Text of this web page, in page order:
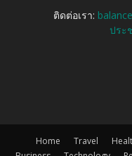
ติดต่อเรา:
ประ
Home Travel